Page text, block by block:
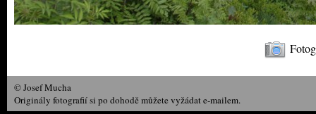
© Josef Mucha
Originály fotografií si po dohodě můžete vyžádat e-mailem.